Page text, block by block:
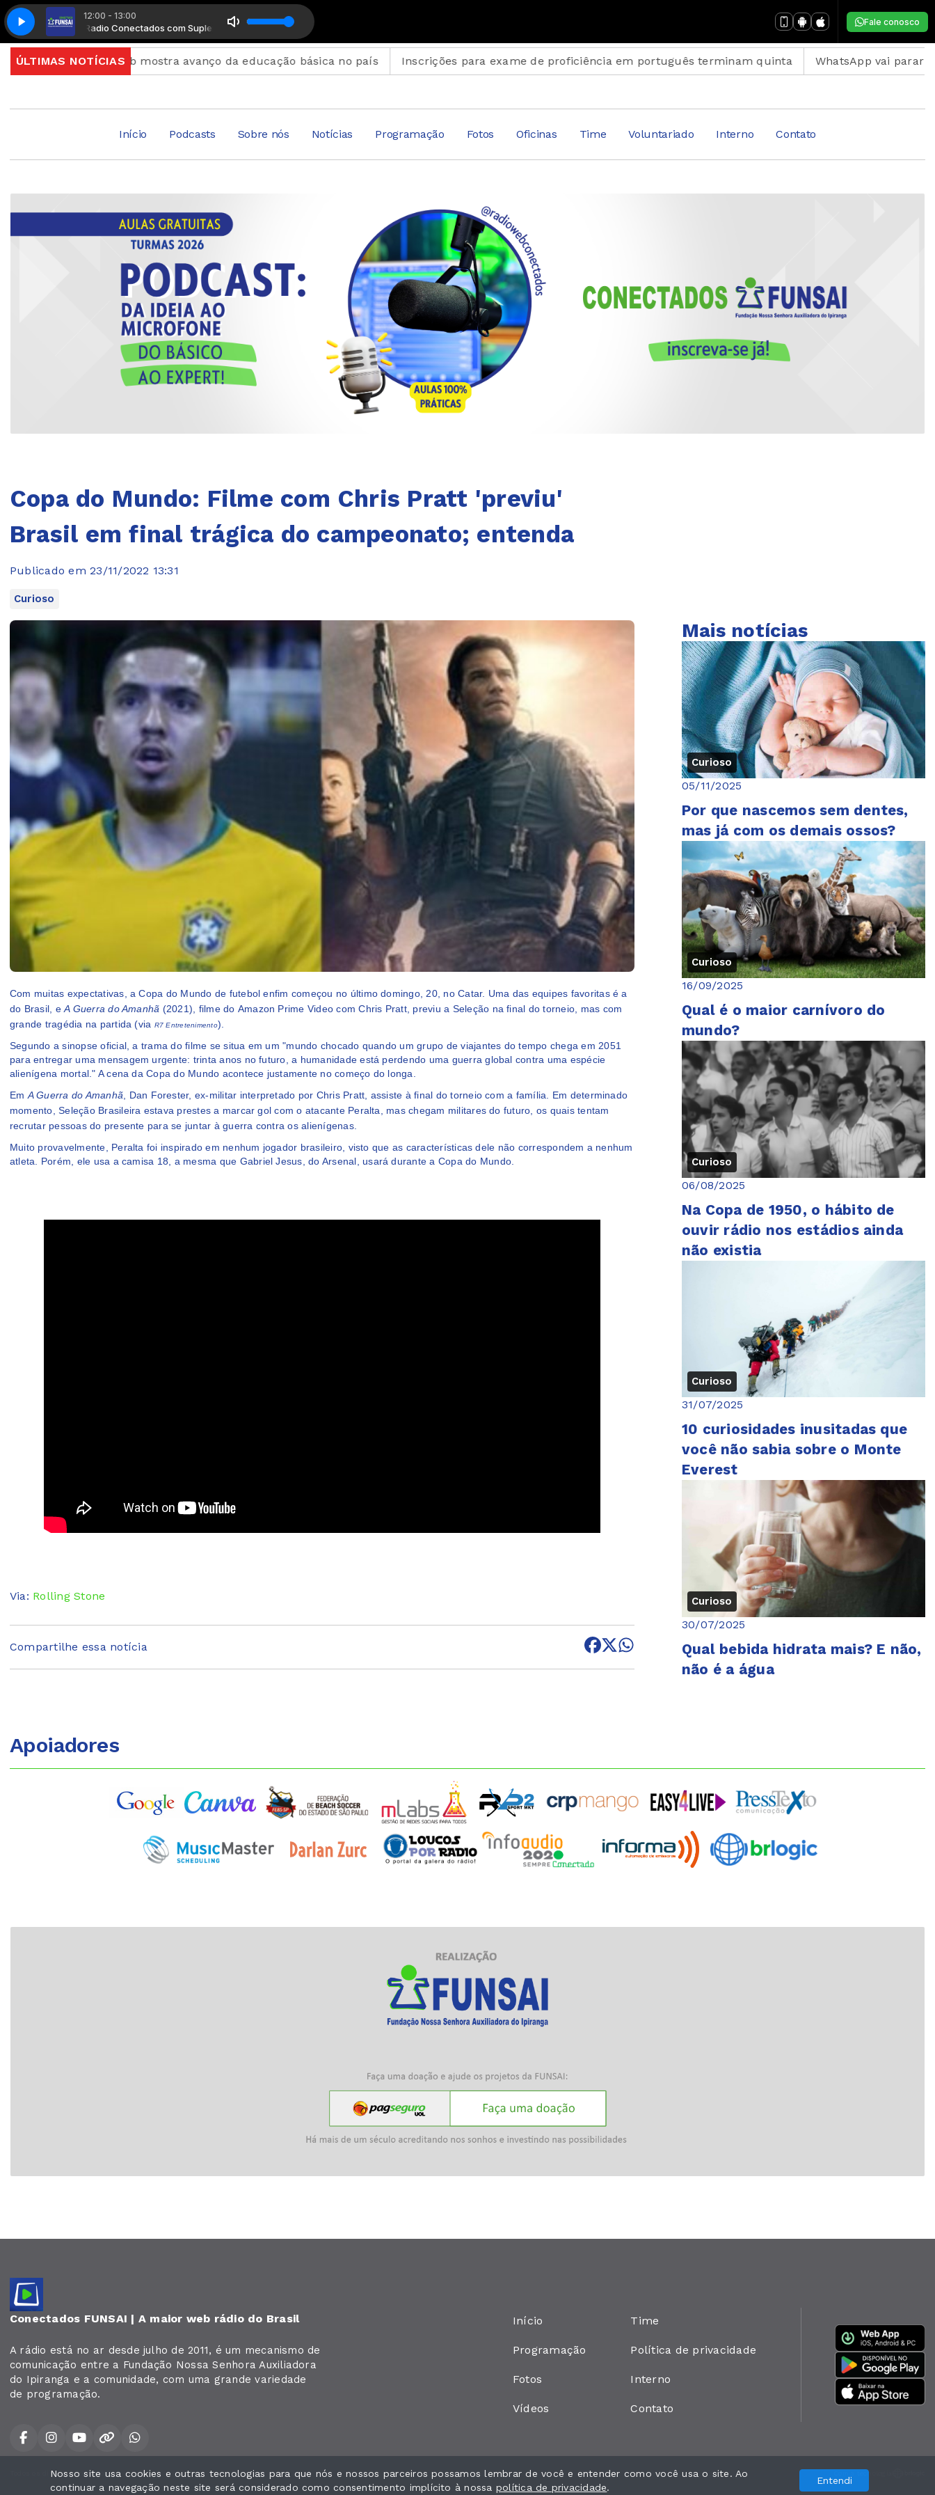
12:00 - 13:00
Musical Radio Conectados com Suplemento Musical
Fale conosco
ÚLTIMAS NOTÍCIAS
muda Ideb mostra avanço da educação básica no país Inscrições para exame de proficiência em português terminam quinta WhatsApp vai parar em
Início Podcasts Sobre nós Notícias Programação Fotos Oficinas Time Voluntariado Interno Contato
Copa do Mundo: Filme com Chris Pratt 'previu'
Brasil em final trágica do campeonato; entenda
Publicado em 23/11/2022 13:31
Curioso
Com muitas expectativas, aCopa do Mundo de futebol enfim começou no último domingo, 20, no Catar. Uma das equipes favoritas é a
do Brasil, eA Guerra do Amanhã (2021), filme do Amazon Prime Video comChris Pratt, previu a Seleção na final do torneio, mas com
grande tragédia na partida (via R7 Entretenimento).
Segundo a sinopse oficial, a trama do filme se situa em um "mundo chocado quando um grupo de viajantes do tempo chega em 2051
para entregar uma mensagem urgente: trinta anos no futuro, a humanidade está perdendo uma guerra global contra uma espécie
alienígena mortal." A cena da Copa do Mundo acontece justamente no começo do longa.
Em A Guerra do Amanhã , Dan Forester, ex-militar interpretado por Chris Pratt, assiste à final do torneio com a família. Em determinado
momento, Seleção Brasileira estava prestes a marcar gol com o atacante Peralta, mas chegam militares do futuro, os quais tentam
recrutar pessoas do presente para se juntar à guerra contra os alienígenas.
Muito provavelmente, Peralta foi inspirado em nenhum jogador brasileiro, visto que as características dele não correspondem a nenhum
atleta. Porém, ele usa a camisa 18, a mesma que Gabriel Jesus , do Arsenal, usará durante a Copa do Mundo.
Via: Rolling Stone
Compartilhe essa notícia
Mais notícias
Curioso
05/11/2025
Por que nascemos sem dentes,
mas já com os demais ossos?
Curioso
16/09/2025
Qual é o maior carnívoro do
mundo?
Curioso
06/08/2025
Na Copa de 1950, o hábito de
ouvir rádio nos estádios ainda
não existia
Curioso
31/07/2025
10 curiosidades inusitadas que
você não sabia sobre o Monte
Everest
Curioso
30/07/2025
Qual bebida hidrata mais? E não,
não é a água
Apoiadores
Conectados FUNSAI | A maior web rádio do Brasil
A rádio está no ar desde julho de 2011, é um mecanismo de
comunicação entre a Fundação Nossa Senhora Auxiliadora
do Ipiranga e a comunidade, com uma grande variedade
de programação.
Início
Programação
Fotos
Vídeos
Time
Política de privacidade
Interno
Contato
Todos os direitos reservados. Com a tecnologia
Nosso site usa cookies e outras tecnologias para que nós e nossos parceiros possamos lembrar de você e entender como você usa o site. Ao
continuar a navegação neste site será considerado como consentimento implícito à nossa política de privacidade.
Entendi